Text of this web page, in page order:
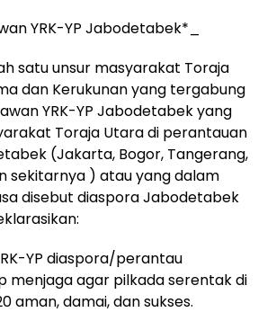
YRK-YP Jabodetabek*_
satu unsur masyarakat Toraja
dan Kerukunan yang tergabung
YRK-YP Jabodetabek yang
Toraja Utara di perantauan
(Jakarta, Bogor, Tangerang,
sekitarnya ) atau yang dalam
disebut diaspora Jabodetabek
YP diaspora/perantau
menjaga agar pilkada serentak di
aman, damai, dan sukses.